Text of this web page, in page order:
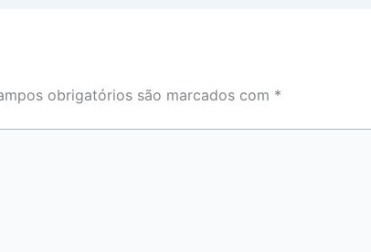
obrigatórios são marcados com *